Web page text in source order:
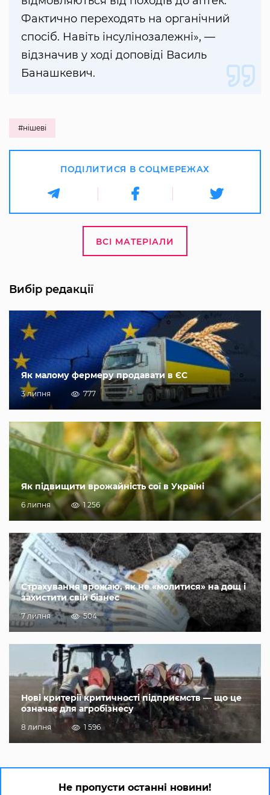
Фактично переходять на органічний
спосіб. Навіть інсулінозалежні», —
відзначив у ході доповіді Василь
Банашкевич.
#нішеві
ПОДІЛИТИСЯ В СОЦМЕРЕЖАХ
ВСІ МАТЕРІАЛИ
Вибір редакції
Як малому фермеру продавати в ЄС
3 липня 777
Як підвищити врожайність сої в Україні
6 липня 1 256
Страхування врожаю, як не «молитися» на дощ і
захистити свій бізнес
7 липня 504
Нові критерії критичності підприємств — що це
означає для агробізнесу
8 липня 1 596
Не пропусти останні новини!